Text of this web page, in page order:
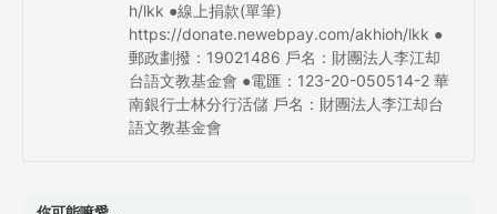
h/lkk ●線上捐款(單筆)
https://donate.newebpay.com/akhioh/lkk ●
郵政劃撥：19021486 戶名：財團法人李江却
台語文教基金會 ●電匯：123-20-050514-2 華
南銀行士林分行活儲 戶名：財團法人李江却台
語文教基金會